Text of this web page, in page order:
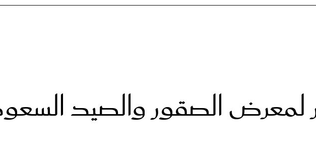
ألف زائر لمعرض الصقور والصيد
مجلة سيدتي
مناسبات X سيدتي